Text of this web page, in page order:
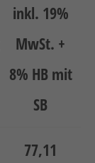
inkl. 19%
MwSt. +
8% HB mit
SB
77,11